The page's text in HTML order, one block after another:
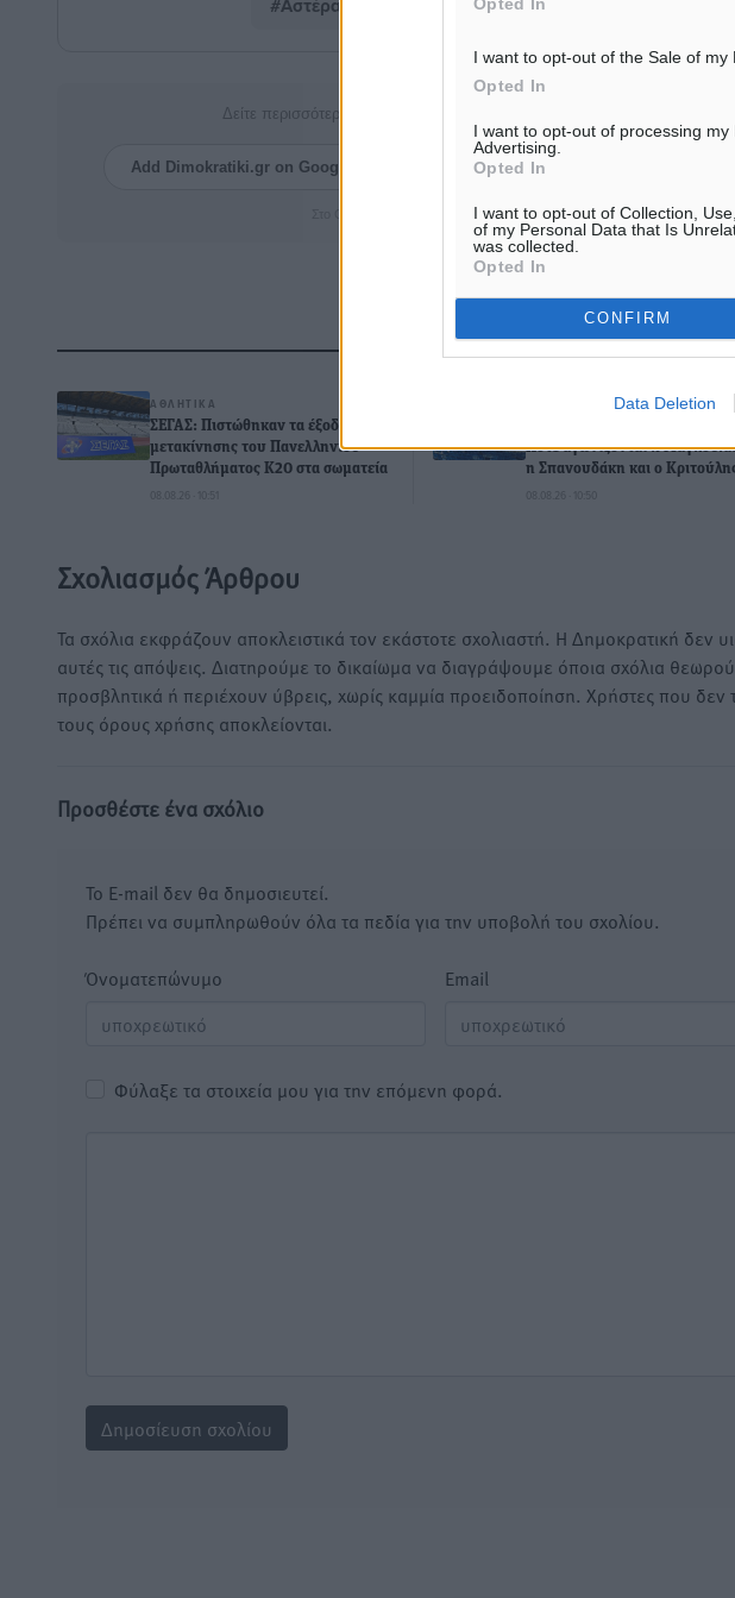
I want to opt-out of the Sale of my
Opted In
I want to opt-out of processing
Advertising.
Opted In
I want to opt-out of Collection,
of my Personal Data that Is
was collected.
Opted In
CONFIRM
Data Deletion
#Αστέρας #Παστίδας #Μπάρδος
Δείτε περισσότερα άρθρα μας στα αποτελέσματα αναζήτησης
Add Dimokratiki.gr on Google ↗ Ακολουθήστε μας στο Google News ★ ↗
Στο Google News πατήστε ★ Ακολουθήστε
ΑΘΛΗΤΙΚΆ
ΣΕΓΑΣ: Πιστώθηκαν τα έξοδα
μετακίνησης του Πανελληνίου
Πρωταθλήματος Κ20 στα σωματεία
08.08.26 · 10:51
Πότε αγωνίζονται η
η Σπανουδάκη και ο
08.08.26 · 10:50
Σχολιασμός Άρθρου
Τα σχόλια εκφράζουν αποκλειστικά τον εκάστοτε σχολιαστή. Η Δημοκρατική δεν
αυτές τις απόψεις. Διατηρούμε το δικαίωμα να διαγράψουμε όποια σχόλια
προσβλητικά ή περιέχουν ύβρεις, χωρίς καμμία προειδοποίηση. Χρήστες που δεν
τους όρους χρήσης αποκλείονται.
Προσθέστε ένα σχόλιο
Το E-mail δεν θα δημοσιευτεί.
Πρέπει να συμπληρωθούν όλα τα πεδία για την υποβολή του σχολίου.
Όνοματεπώνυμο Email
Φύλαξε τα στοιχεία μου για την επόμενη φορά.